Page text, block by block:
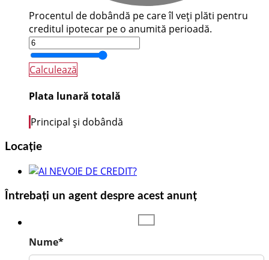
Procentul de dobândă pe care îl veți plăti pentru
creditul ipotecar pe o anumită perioadă.
Calculează
Plata lunară totală
Principal și dobândă
Locație
Întrebați un agent despre acest anunț
Nume*